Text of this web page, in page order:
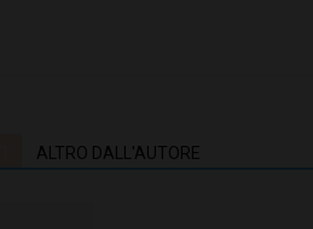
ALTRO DALL'AUTORE